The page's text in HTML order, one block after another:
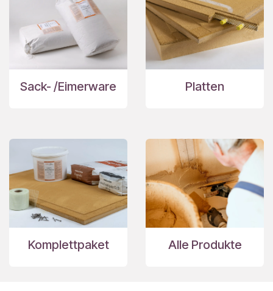
Sack- /Eimerware Platten
Komplettpaket Alle Produkte